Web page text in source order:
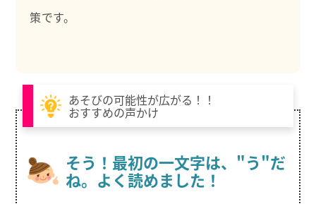
策です。
あそびの可能性が広がる！！
おすすめの声かけ
そう！最初の一文字は、"う"だ
ね。よく読めました！